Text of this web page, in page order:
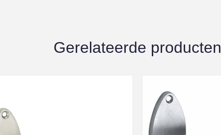
Gerelateerde producten